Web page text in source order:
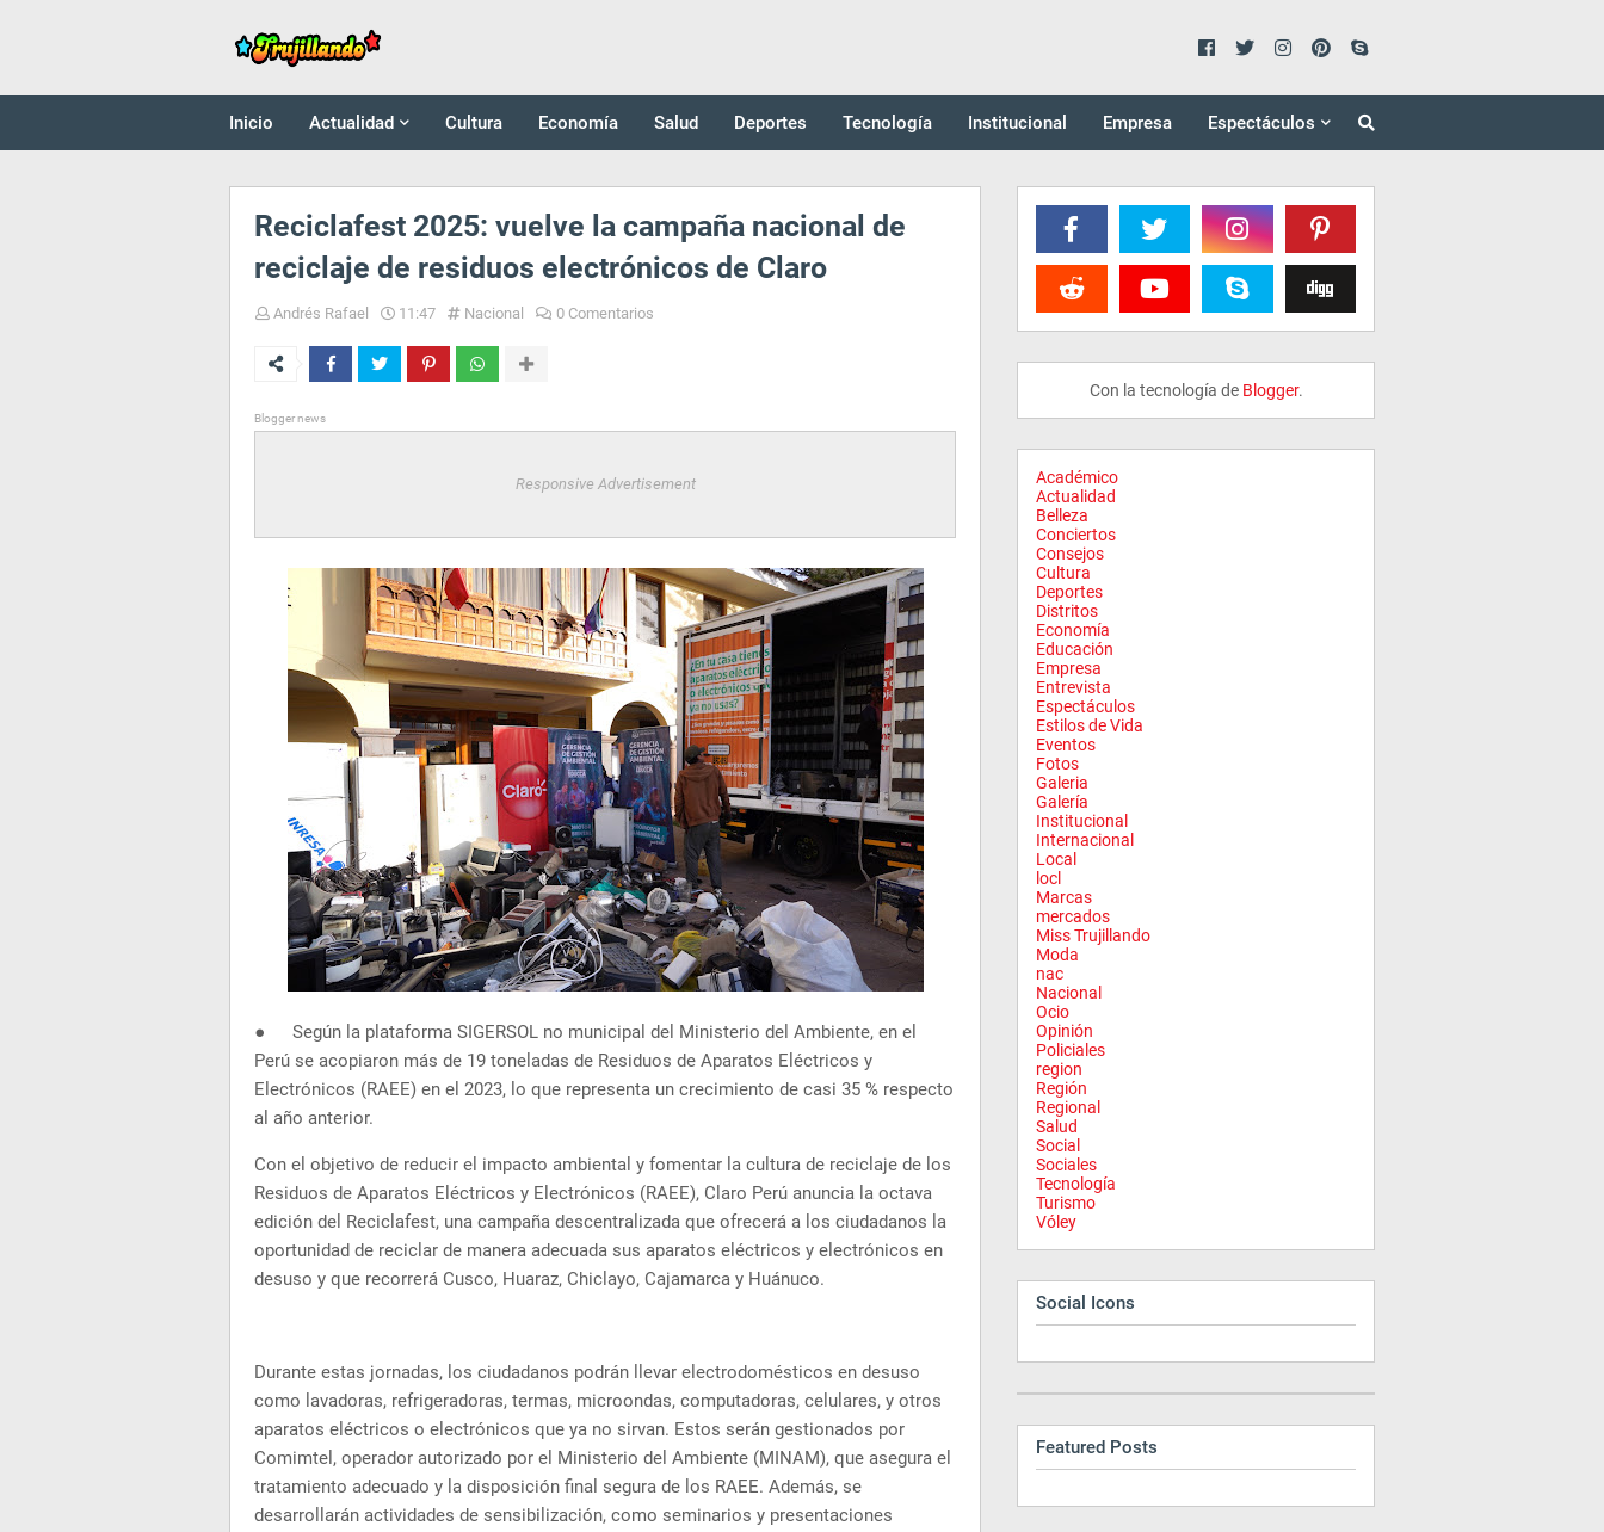
Inicio Actualidad Cultura Economía Salud Deportes Tecnología Institucional Empresa Espectáculos
Reciclafest 2025: vuelve la campaña nacional de
reciclaje de residuos electrónicos de Claro
Andrés Rafael 11:47 Nacional 0 Comentarios
Blogger news
Responsive Advertisement
●
Según la plataforma SIGERSOL no municipal del Ministerio del Ambiente, en el
Perú se acopiaron más de 19 toneladas de Residuos de Aparatos Eléctricos y
Electrónicos (RAEE) en el 2023, lo que representa un crecimiento de casi 35 % respecto
al año anterior.
Con el objetivo de reducir el impacto ambiental y fomentar la cultura de reciclaje de los
Residuos de Aparatos Eléctricos y Electrónicos (RAEE), Claro Perú anuncia la octava
edición del Reciclafest, una campaña descentralizada que ofrecerá a los ciudadanos la
oportunidad de reciclar de manera adecuada sus aparatos eléctricos y electrónicos en
desuso y que recorrerá Cusco, Huaraz, Chiclayo, Cajamarca y Huánuco.
Durante estas jornadas, los ciudadanos podrán llevar electrodomésticos en desuso
como lavadoras, refrigeradoras, termas, microondas, computadoras, celulares, y otros
aparatos eléctricos o electrónicos que ya no sirvan. Estos serán gestionados por
Comimtel, operador autorizado por el Ministerio del Ambiente (MINAM), que asegura el
tratamiento adecuado y la disposición final segura de los RAEE. Además, se
desarrollarán actividades de sensibilización, como seminarios y presentaciones
Con la tecnología de Blogger.
Académico
Actualidad
Belleza
Conciertos
Consejos
Cultura
Deportes
Distritos
Economía
Educación
Empresa
Entrevista
Espectáculos
Estilos de Vida
Eventos
Fotos
Galeria
Galería
Institucional
Internacional
Local
locl
Marcas
mercados
Miss Trujillando
Moda
nac
Nacional
Ocio
Opinión
Policiales
region
Región
Regional
Salud
Social
Sociales
Tecnología
Turismo
Vóley
Social Icons
Featured Posts